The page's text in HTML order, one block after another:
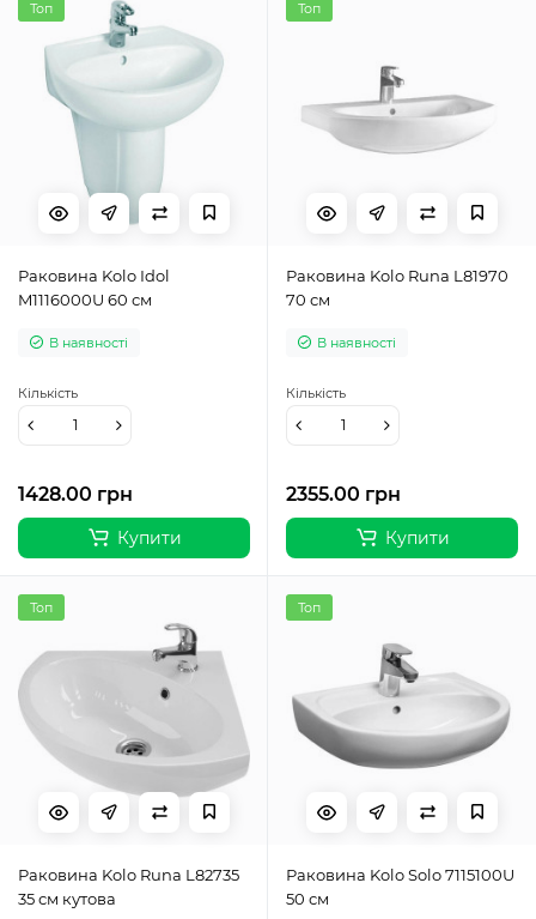
Топ
Раковина Kolo Idol
M1116000U 60 см
В наявності
1428.00 грн
Кількість
Купити
Топ
Раковина Kolo Runa L81970
70 см
В наявності
2355.00 грн
Кількість
Купити
Топ
Раковина Kolo Runa L82735
35 см кутова
Топ
Раковина Kolo Solo 7115100U
50 см